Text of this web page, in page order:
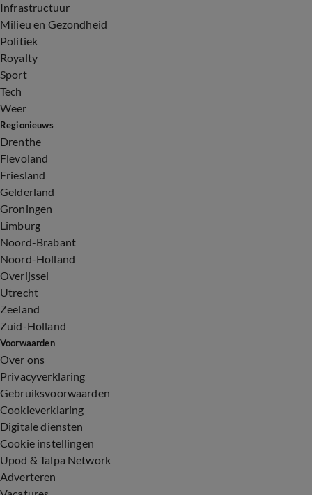
Infrastructuur
Milieu en Gezondheid
Politiek
Royalty
Sport
Tech
Weer
Regionieuws
Drenthe
Flevoland
Friesland
Gelderland
Groningen
Limburg
Noord-Brabant
Noord-Holland
Overijssel
Utrecht
Zeeland
Zuid-Holland
Voorwaarden
Over ons
Privacyverklaring
Gebruiksvoorwaarden
Cookieverklaring
Digitale diensten
Cookie instellingen
Upod & Talpa Network
Adverteren